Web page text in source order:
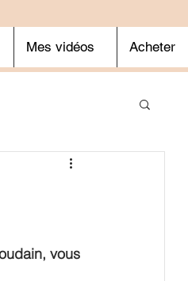
Mes vidéos Acheter
vous